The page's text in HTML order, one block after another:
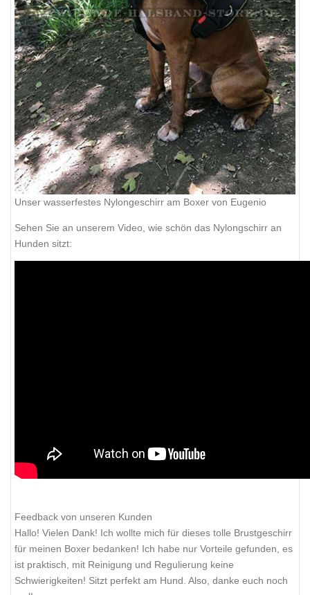
Unser wasserfestes Nylongeschirr am Boxer von Eugenio
Sehen Sie an unserem Video, wie schön das Nylongschirr an
Hunden sitzt:
Feedback von unseren Kunden
Hallo! Vielen Dank! Ich wollte mich für dieses tolle Brustgeschirr
für meinen Boxer bedanken! Ich habe nur Vorteile gefunden, es
ist praktisch, mit Reinigung und Regulierung keine
Schwierigkeiten! Sitzt perfekt am Hund. Also, danke euch noch